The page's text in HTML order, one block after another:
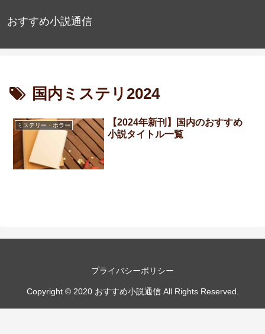
おすすめ小説通信
国内ミステリ2024
ミステリー・ホラー
【2024年新刊】国内のおすすめ
小説タイトル一覧
プライバシーポリシー
Copyright © 2020 おすすめ小説通信 All Rights Reserved.